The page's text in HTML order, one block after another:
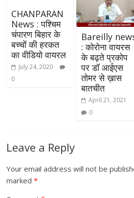
CHANPARAN
News : पश्चिम
चंपारण बिहार के
बच्चों की हरकत
का वीडियो वायरल
July 24, 2020
0
Bareilly
: कोरोना वायरस
के बढ़ते प्रकोप
पर डॉ आईएस
तोमर से ख़ास
बातचीत
April 21, 2021
0
Leave a Reply
Your email address will not be
marked*